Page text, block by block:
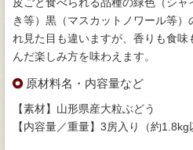
き等）黒（マスカットノワール等
れ見た目も違いますが、香りも食
んだ楽しみ方を味わえます。
原材料名・内容量など
【素材】山形県産大粒ぶどう
【内容量／重量】3房入り（約1.8kg